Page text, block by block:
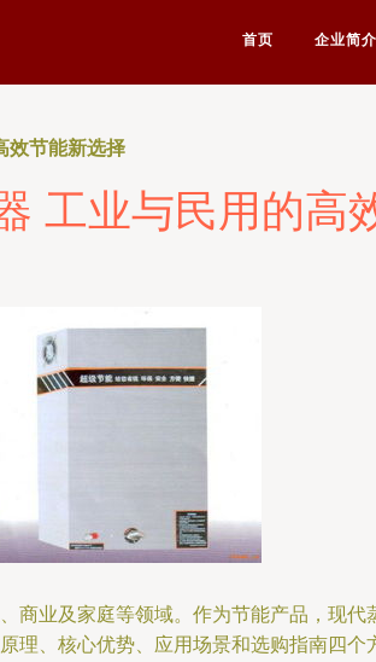
首页 企业简介
效节能新选择
工业与民用的高
商业及家庭等领域。作为节能产品，现
、核心优势、应用场景和选购指南四个